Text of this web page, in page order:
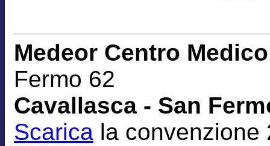
Medeor Centro
Fermo 62
Cavallasca - San
Scarica la convenzione